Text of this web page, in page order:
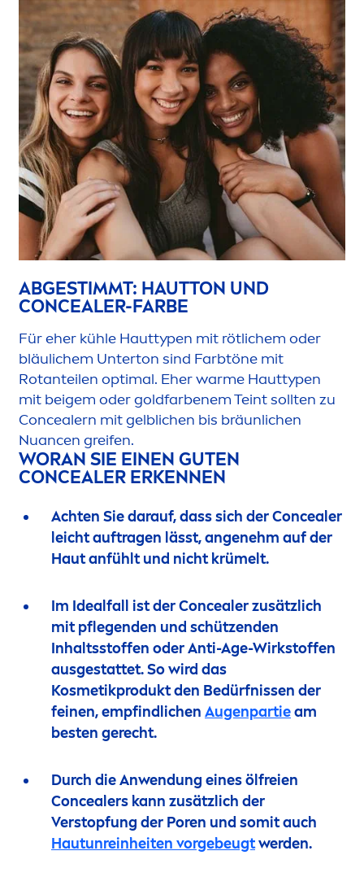
ABGESTIMMT: HAUTTON UND
CONCEALER-FARBE
Für eher kühle Hauttypen mit rötlichem oder
bläulichem Unterton sind Farbtöne mit
Rotanteilen optimal. Eher warme Hauttypen
mit beigem oder goldfarbenem Teint sollten zu
Concealern mit gelblichen bis bräunlichen
Nuancen greifen.
WORAN SIE EINEN GUTEN
CONCEALER ERKENNEN
Achten Sie darauf, dass sich der Concealer
leicht auftragen lässt, angenehm auf der
Haut anfühlt und nicht krümelt.
Im Idealfall ist der Concealer zusätzlich
mit pflegenden und schützenden
Inhaltsstoffen oder Anti-Age-Wirkstoffen
ausgestattet. So wird das
Kosmetikprodukt den Bedürfnissen der
feinen, empfindlichen Augenpartieam
besten gerecht.
Durch die Anwendung eines ölfreien
Concealers kann zusätzlich der
Verstopfung der Poren und somit auch
Hautunreinheiten vorgebeugtwerden.